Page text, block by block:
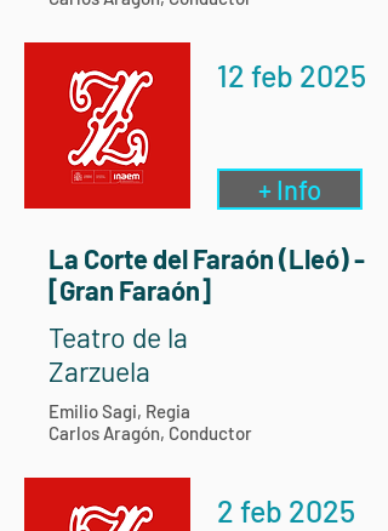
12 feb 2025
+ Info
La Corte del Faraón (Lleó) -
[Gran Faraón]
Teatro de la
Zarzuela
Emilio Sagi, Regia
Carlos Aragón, Conductor
2 feb 2025